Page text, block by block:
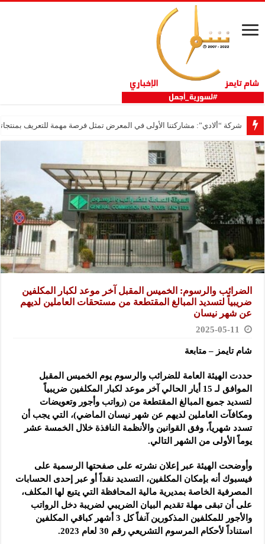
شركة “ألادي”: مشاركتنا الأولى في المعرض تمثل فرصة مهمة للتعريف
الضرائب والرسوم: الخميس المقبل آخر موعد لكبار المكلفين
ضريبياً لتسديد المبالغ المقتطعة من مستحقات العاملين لديهم
عن شهر نيسان
2025-05-11
شام تايمز – متابعة
حددت الهيئة العامة للضرائب والرسوم يوم الخميس المقبل
الموافق لـ 15 أيار الحالي آخر موعد لكبار المكلفين ضريبياً
لتسديد جميع المبالغ المقتطعة من (رواتب وأجور وتعويضات
ومكافآت العاملين لديهم عن شهر نيسان الماضي)، التي يجب أن
تسدد شهرياً، وفق القوانين والأنظمة النافذة خلال الخمسة عشر
يوماً الأولى من الشهر التالي.
وأوضحت الهيئة عبر إعلان نشرته على صفحتها الرسمية على
فيسبوك أنه بإمكان المكلفين، التسديد نقداً أو عبر إحدى الحسابات
المصرفية الخاصة بمديرية مالية المحافظة التي يتبع لها المكلف،
على أن تبقى مهلة تقديم البيان الضريبي لضريبة دخل الرواتب
والأجور للمكلفين المذكورين آنفاً كل 3 أشهر كباقي المكلفين
استناداً لأحكام المرسوم التشريعي رقم 30 لعام 2023.